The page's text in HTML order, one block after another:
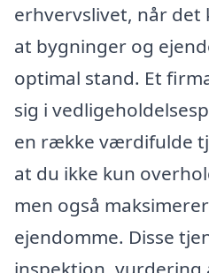
erhvervslivet, når det
at bygninger og
optimal stand. Et
sig i
en række værdifulde
at du ikke kun
men også
ejendomme. Disse